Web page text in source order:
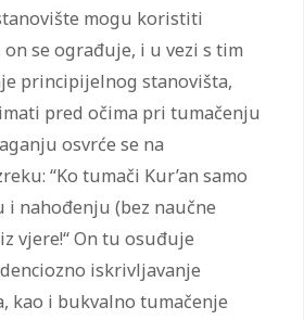
mogu koristiti
se ograđuje, i u vezi s tim
principijelnog stanovišta,
pred očima pri tumačenju
osvrće se na
“Ko tumači Kur’an samo
i nahođenju (bez naučne
vjere!“ On tu osuđuje
iskrivljavanje
kao i bukvalno tumačenje